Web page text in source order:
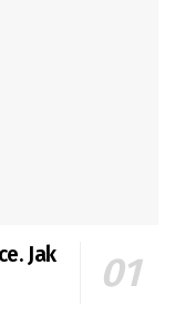
Jak